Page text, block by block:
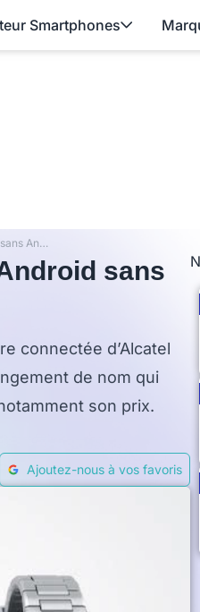
Smartphones
Alcatel OneTouch Watch : une montre Android sans Android ? (CES 2015)
sans
connectée d’Alcatel
de nom qui
son prix.
Ajoutez-nous à vos favoris